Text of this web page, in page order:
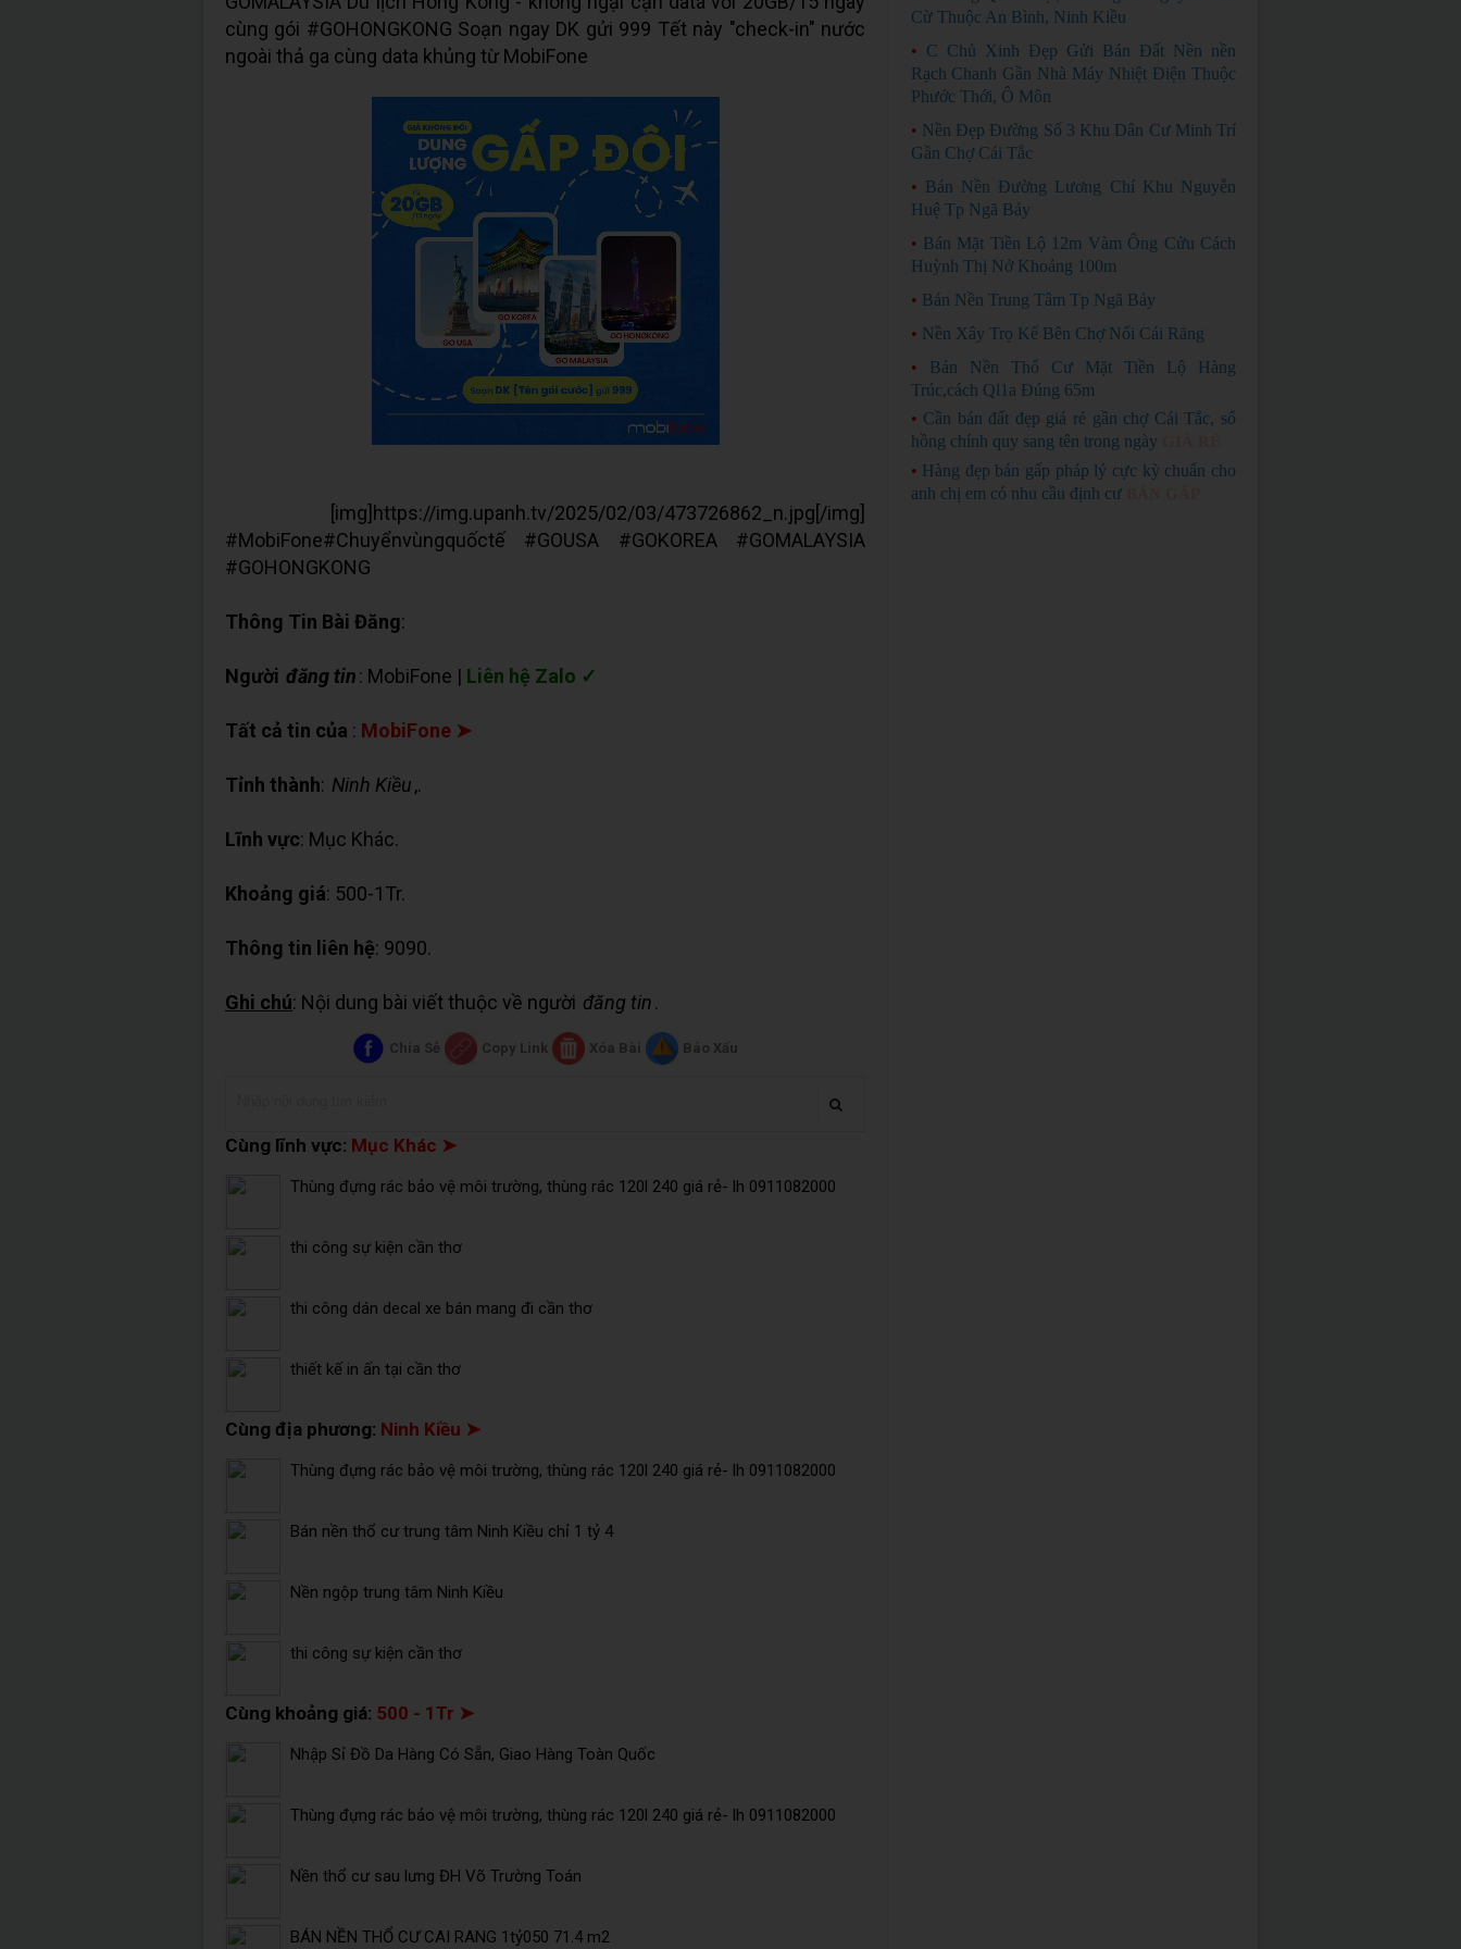
cùng gói #GOHONGKONG Soạn ngay DK gửi 999 Tết này "check-in" nước
ngoài thả ga cùng data khủng từ MobiFone
[img]https://img.upanh.tv/2025/02/03/473726862_n.jpg[/img]
#MobiFone#Chuyểnvùngquốctế #GOUSA #GOKOREA #GOMALAYSIA
#GOHONGKONG
Thông Tin Bài Đăng:
Người đăng tin: MobiFone | Liên hệ Zalo ✓
Tất cả tin của : MobiFone ➤
Tỉnh thành: Ninh Kiều,.
Lĩnh vực: Mục Khác.
Khoảng giá: 500-1Tr.
Thông tin liên hệ: 9090.
Ghi chú: Nội dung bài viết thuộc về người đăng tin.
Chia Sẻ Copy Link Xóa Bài Báo Xấu
Cùng lĩnh vực: Mục Khác ➤
Thùng đựng rác bảo vệ môi trường, thùng rác 120l 240 giá rẻ- lh 0911082000
thi công sự kiện cần thơ
thi công dán decal xe bán mang đi cần thơ
thiết kế in ấn tại cần thơ
Cùng địa phương: Ninh Kiều ➤
Thùng đựng rác bảo vệ môi trường, thùng rác 120l 240 giá rẻ- lh 0911082000
Bán nền thổ cư trung tâm Ninh Kiều chỉ 1 tỷ 4
Nền ngộp trung tâm Ninh Kiều
thi công sự kiện cần thơ
Cùng khoảng giá: 500 - 1Tr ➤
Nhập Sỉ Đồ Da Hàng Có Sẵn, Giao Hàng Toàn Quốc
Thùng đựng rác bảo vệ môi trường, thùng rác 120l 240 giá rẻ- lh 0911082000
Nền thổ cư sau lưng ĐH Võ Trường Toán
BÁN NỀN THỔ CƯ CAI RANG 1tỷ050 71.4 m2
Cừ Thuộc An Bình, Ninh Kiều
• C Chủ Xinh Đẹp Gửi Bán Đất Nền nền
Rạch Chanh Gần Nhà Máy Nhiệt Điện Thuộc
Phước Thới, Ô Môn
• Nền Đẹp Đường Số 3 Khu Dân Cư Minh Trí
Gần Chợ Cái Tắc
• Bán Nền Đường Lương Chí Khu Nguyễn
Huệ Tp Ngã Bảy
• Bán Mặt Tiền Lộ 12m Vàm Ông Cửu Cách
Huỳnh Thị Nở Khoảng 100m
• Bán Nền Trung Tâm Tp Ngã Bảy
• Nền Xây Trọ Kế Bên Chợ Nổi Cái Răng
• Bán Nền Thổ Cư Mặt Tiền Lộ Hàng
Trúc,cách Ql1a Đúng 65m
• Cần bán đất đẹp giá rẻ gần chợ Cái Tắc, sổ
hồng chính quy sang tên trong ngày
• Hàng đẹp bán gấp pháp lý cực kỳ chuẩn cho
anh chị em có nhu cầu định cư